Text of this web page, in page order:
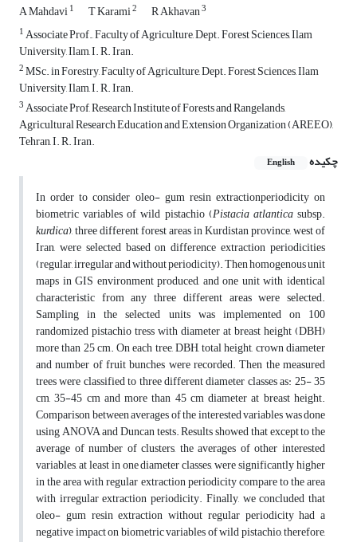
A Mahdavi1 T Karami2 R Akhavan3
1Associate Prof., Faculty of Agriculture, Dept. Forest Sciences, Ilam
University, Ilam, I. R. Iran.
2MSc. in Forestry, Faculty of Agriculture, Dept. Forest Sciences, Ilam
University, Ilam, I. R. Iran.
3Associate Prof, Research Institute of Forests and Rangelands,
Agricultural Research Education and Extension Organization (AREEO),
Tehran, I. R. Iran.
چکیده
English
In order to consider oleo- gum resin extractionperiodicity on
biometric variables of wild pistachio (Pistacia atlanticasubsp.
kurdica), three different forest areas in Kurdistan province, west of
Iran, were selected based on difference extraction periodicities
(regular, irregular and without periodicity). Then homogenous unit
maps in GIS environment produced, and one unit with identical
characteristic from any three different areas were selected.
Sampling in the selected units was implemented on 100
randomized pistachio tress with diameter at breast height (DBH)
more than 25 cm. On each tree, DBH, total height, crown diameter
and number of fruit bunches were recorded. Then the measured
trees were classified to three different diameter classes as: 25- 35
cm, 35-45 cm and more than 45 cm diameter at breast height.
Comparison between averages of the interested variables was done
using ANOVA and Duncan tests. Results showed that except to the
average of number of clusters, the averages of other interested
variables, at least in one diameter classes, were significantly higher
in the area with regular extraction periodicity compare to the area
with irregular extraction periodicity. Finally, we concluded that
oleo- gum resin extraction without regular periodicity had a
negative impact on biometric variables of wild pistachio, therefore,